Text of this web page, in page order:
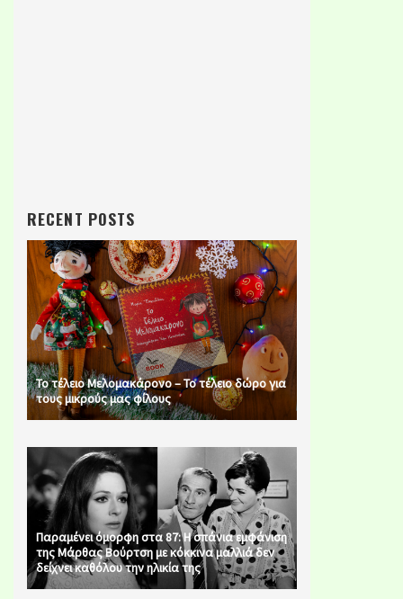
RECENT POSTS
Το τέλειο Μελομακάρονο – Το τέλειο δώρο για
τους μικρούς μας φίλους
Παραμένει όμορφη στα 87: Η σπάνια εμφάνιση
της Μάρθας Βούρτση με κόκκινα μαλλιά δεν
δείχνει καθόλου την ηλικία της